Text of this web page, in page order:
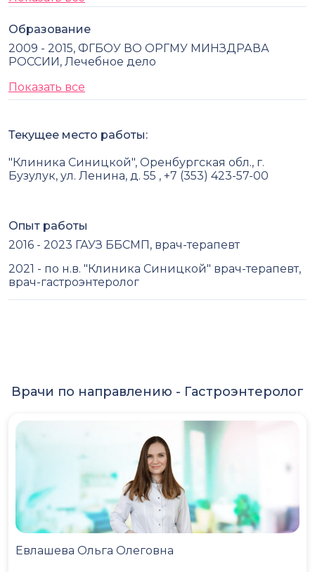
Образование
2009 - 2015, ФГБОУ ВО ОРГМУ МИНЗДРАВА
РОССИИ, Лечебное дело
Показать все
Текущее место работы:
"Клиника Синицкой", Оренбургская обл., г.
Бузулук, ул. Ленина, д. 55 , +7 (353) 423-57-00
Опыт работы
2016 - 2023 ГАУЗ ББСМП, врач-терапевт
2021 - по н.в. "Клиника Синицкой" врач-терапевт,
врач-гастроэнтеролог
Врачи по направлению - Гастроэнтеролог
Евлашева Ольга Олеговна